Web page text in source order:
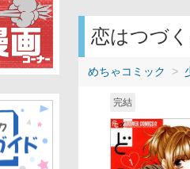
恋はつづ
めちゃコミック
完結